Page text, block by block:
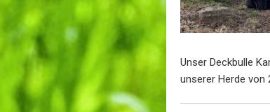
Unser Deckbulle
unserer Herde von